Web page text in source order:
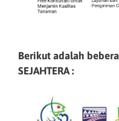
Berikut adalah
SEJAHTERA :